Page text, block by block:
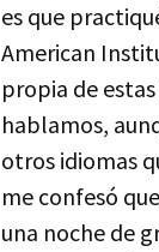
es que
American
propia de
hablamos,
otros idiomas
me confesó
una noche de